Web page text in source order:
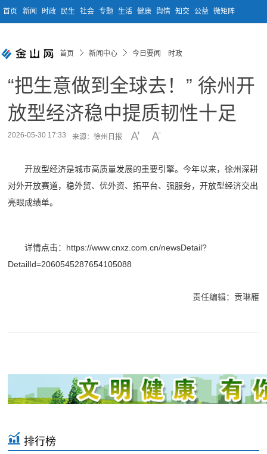
首页 新闻 时政 民生 社会 专题 生活 健康 舆情 知交 公益 微矩阵
首页 新闻中心 今日要闻 时政
“把生意做到全球去！” 徐州开
放型经济稳中提质韧性十足
2026-05-30 17:33 来源：徐州日报
开放型经济是城市高质量发展的重要引擎。今年以来，徐州深耕
对外开放赛道，稳外贸、优外资、拓平台、强服务，开放型经济交出
亮眼成绩单。
详情点击：https://www.cnxz.com.cn/newsDetail?
DetailId=2060545287654105088
责任编辑：贡琳雁
排行榜